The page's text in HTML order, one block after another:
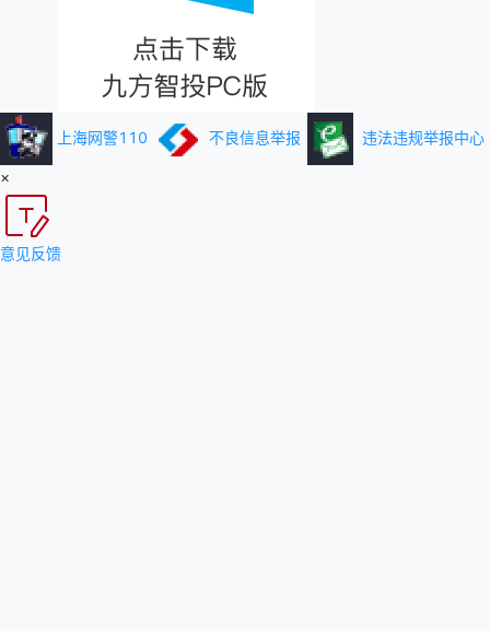
上海网警110 不良信息举报 违法违规举报中心
×
意见反馈